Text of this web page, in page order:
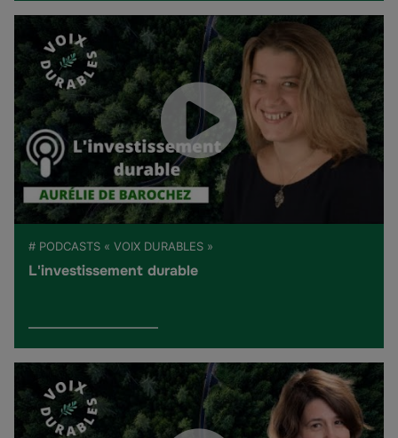
# PODCASTS « VOIX DURABLES »
L'investissement durable